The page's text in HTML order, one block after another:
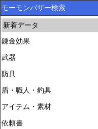
モーモンバザー検索
新着データ
錬金効果
武器
防具
盾・職人・釣具
アイテム・素材
依頼書